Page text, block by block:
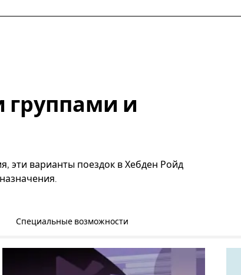
группами и
эти варианты поездок в Хебден Ройд
Специальные возможности